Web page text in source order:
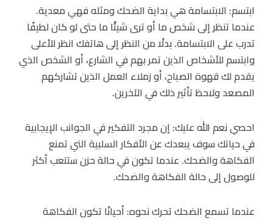
ابتسم: الابتسامة هي بداية الضحك ومثله فهي معدية.
عندما تنظر إلى شخص ما أو ترى شيئًا ما حتى لو كان لطيفًا
تدرب على الابتسامة. بدلًا من النظر إلى هاتفك انظر للأعلى
وابتسم للأشخاص الذين تمر بهم في الشارع، أو الشخص الذي
يقدم لك قهوة الصباح، أو زملاء العمل الذين تشاركهم
المصعد ولاحظ تأثير ذلك في الآخرين.
احصي نعم الله عليك: إن مجرد التفكير في الجوانب الإيجابية
في حياتك سوف يبعدك عن الأفكار السلبية التي تمنع
الفكاهة والضحك. عندما تكون في حالة حزن ستتعب أكثر
للوصول إلى حالة الفكاهة والضحك.
عندما تسمع الضحك تحرك نحوه: أحيانًا تكون الفكاهة